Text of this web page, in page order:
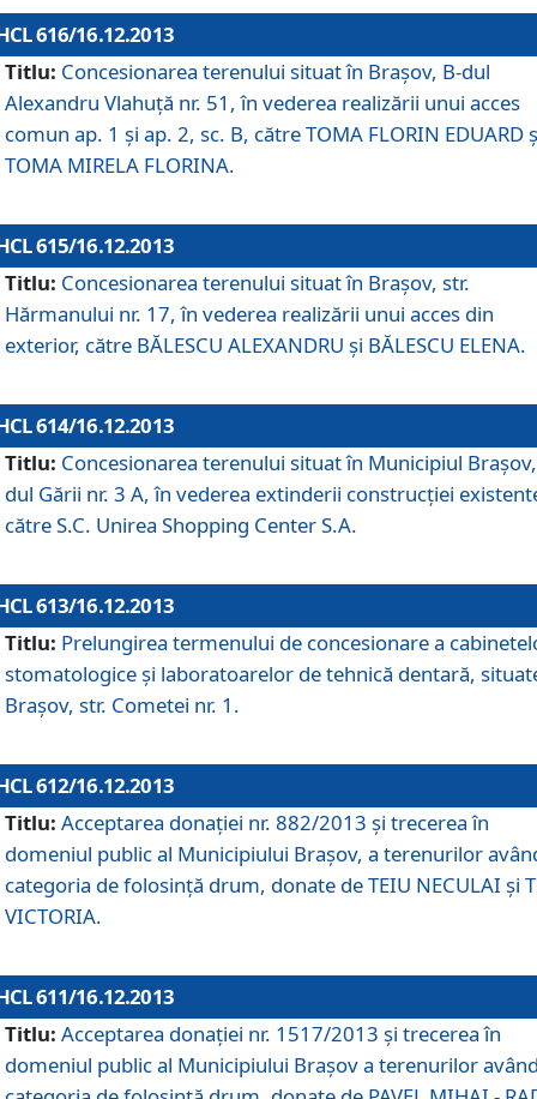
616/16.12.2013
Titlu: Concesionarea terenului situat în Braşov, B-dul
Alexandru Vlahuţă nr. 51, în vederea realizării unui acces
comun ap. 1 şi ap. 2, sc. B, către TOMA FLORIN EDUARD
TOMA MIRELA FLORINA.
615/16.12.2013
Titlu: Concesionarea terenului situat în Braşov, str.
Hărmanului nr. 17, în vederea realizării unui acces din
exterior, către BĂLESCU ALEXANDRU şi BĂLESCU ELENA.
614/16.12.2013
Titlu: Concesionarea terenului situat în Municipiul
dul Gării nr. 3 A, în vederea extinderii construcţiei
către S.C. Unirea Shopping Center S.A.
613/16.12.2013
Titlu: Prelungirea termenului de concesionare a
stomatologice şi laboratoarelor de tehnică dentară,
Braşov, str. Cometei nr. 1.
612/16.12.2013
Titlu: Acceptarea donaţiei nr. 882/2013 şi trecerea în
domeniul public al Municipiului Braşov, a terenurilor
categoria de folosinţă drum, donate de TEIU NECULAI şi
VICTORIA.
611/16.12.2013
Titlu: Acceptarea donaţiei nr. 1517/2013 şi trecerea în
domeniul public al Municipiului Braşov a terenurilor